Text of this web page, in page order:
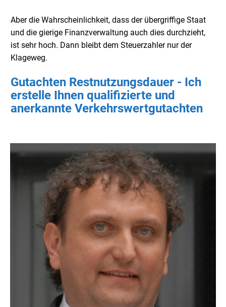
Aber die Wahrscheinlichkeit, dass der übergriffige Staat
und die gierige Finanzverwaltung auch dies durchzieht,
ist sehr hoch. Dann bleibt dem Steuerzahler nur der
Klageweg.
Gutachten Restnutzungsdauer - Ich
erstelle Ihnen qualifizierte und
anerkannte Verkehrswertgutachten